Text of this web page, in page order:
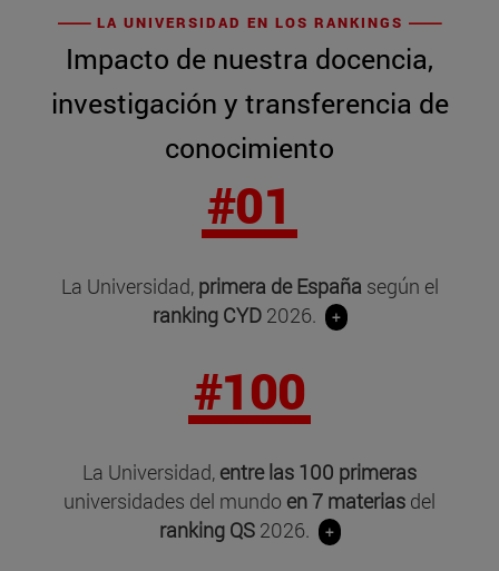
LA UNIVERSIDAD EN LOS RANKINGS
Impacto de nuestra docencia,
investigación y transferencia de
conocimiento
#01
La Universidad, primera de Españasegún el
ranking CYD2026. +
#100
La Universidad, entre las 100 primeras
universidades del mundo en 7 materias del
ranking QS 2026. +